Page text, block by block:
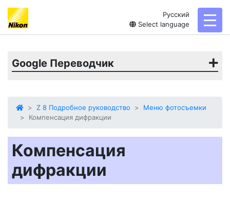
Русский
Select language
Google Переводчик
Z 8 Подробное руководство
Меню фотосъемки
Компенсация дифракции
Компенсация
дифракции